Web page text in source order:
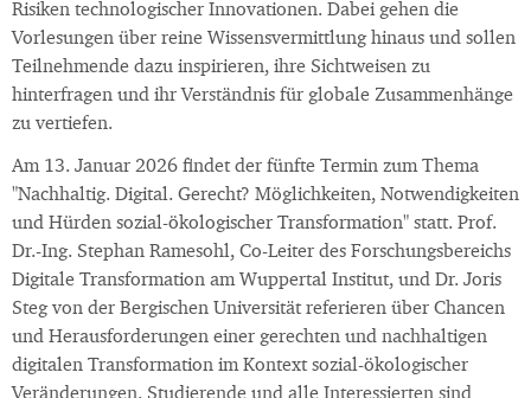
Risiken technologischer Innovationen. Dabei gehen die
Vorlesungen über reine Wissensvermittlung hinaus und sollen
Teilnehmende dazu inspirieren, ihre Sichtweisen zu
hinterfragen und ihr Verständnis für globale Zusammenhänge
zu vertiefen.
Am 13. Januar 2026 findet der fünfte Termin zum Thema
"Nachhaltig. Digital. Gerecht? Möglichkeiten, Notwendigkeiten
und Hürden sozial-ökologischer Transformation" statt. Prof.
Dr.-Ing. Stephan Ramesohl, Co-Leiter des Forschungsbereichs
Digitale Transformation am Wuppertal Institut, und Dr. Joris
Steg von der Bergischen Universität referieren über Chancen
und Herausforderungen einer gerechten und nachhaltigen
digitalen Transformation im Kontext sozial-ökologischer